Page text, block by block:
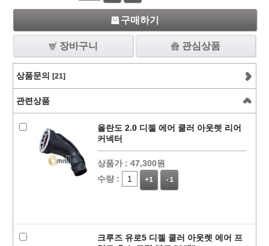
구매하기
장바구니 관심상품
상품문의 [21]
관련상품
올란도 2.0 디젤 에어 쿨러 아웃렛 리어
커넥터
상품가 : 47,300원
수량 :
+1 -1
크루즈 유로5 디젤 쿨러 아웃렛 에어 프